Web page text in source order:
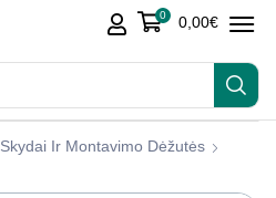
0 0,00€
Skydai Ir Montavimo Dėžutės